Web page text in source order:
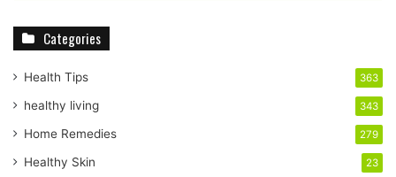
r
m
a
l
Categories
Health Tips 363
healthy living 343
Home Remedies 279
Healthy Skin 23